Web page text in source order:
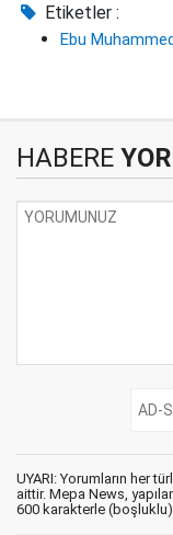
Etiketler :
Ebu
HABERE
UYARI: Yorumların her
aittir. Mepa News,
600 karakterle (boşluklu)